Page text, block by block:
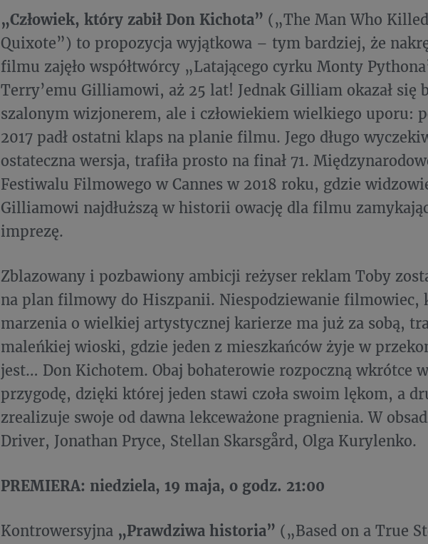
„Człowiek, który zabił Don Kichota” („The Man Who
Quixote”) to propozycja wyjątkowa – tym bardziej, że
filmu zajęło współtwórcy „Latającego cyrku Monty
Terry’emu Gilliamowi, aż 25 lat! Jednak Gilliam okazał się
szalonym wizjonerem, ale i człowiekiem wielkiego uporu:
2017 padł ostatni klaps na planie filmu. Jego długo
ostateczna wersja, trafiła prosto na finał 71.
Festiwalu Filmowego w Cannes w 2018 roku, gdzie
Gilliamowi najdłuższą w historii owację dla filmu
imprezę.
Zblazowany i pozbawiony ambicji reżyser reklam Toby
na plan filmowy do Hiszpanii. Niespodziewanie filmowiec,
marzenia o wielkiej artystycznej karierze ma już za sobą,
maleńkiej wioski, gdzie jeden z mieszkańców żyje w
jest… Don Kichotem. Obaj bohaterowie rozpoczną wkrótce
przygodę, dzięki której jeden stawi czoła swoim lękom, a
zrealizuje swoje od dawna lekceważone pragnienia. W
Driver, Jonathan Pryce, Stellan Skarsgård, Olga Kurylenko.
PREMIERA: niedziela, 19 maja, o godz. 21:00
Kontrowersyjna „Prawdziwa historia” („Based on a True